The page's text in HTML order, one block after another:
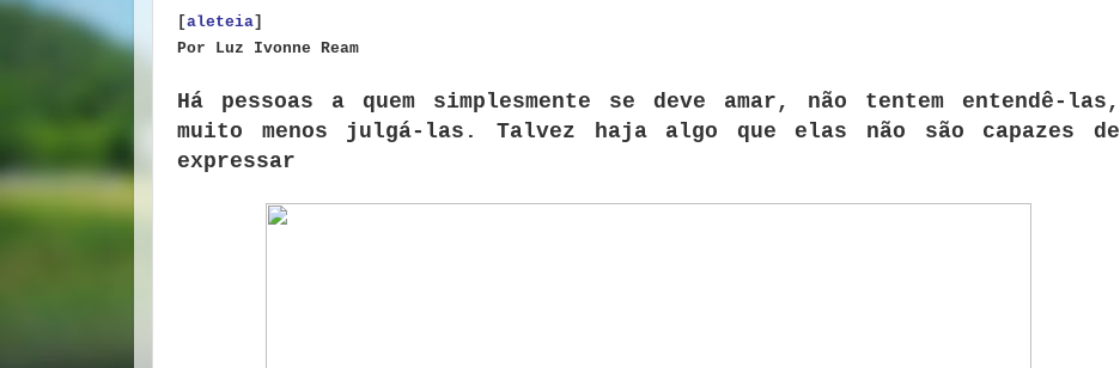
[aleteia]
Por Luz Ivonne Ream
Há pessoas a quem simplesmente se deve amar, não tentem entendê-las,
muito menos julgá-las. Talvez haja algo que elas não são capazes de
expressar